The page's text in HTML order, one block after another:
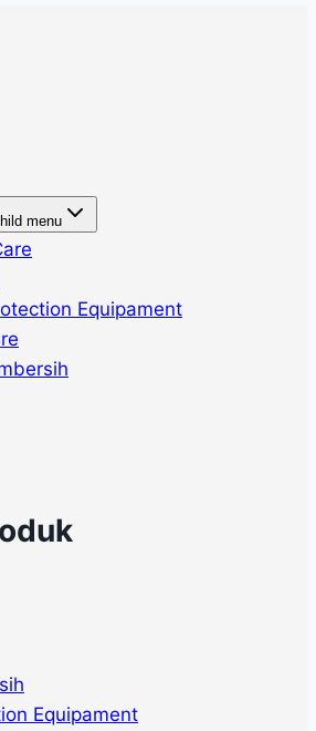
menu
Equipament
Equipament